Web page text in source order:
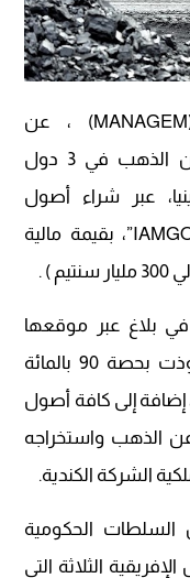
أعلنت شركة “مناجم” المغربية (MANAGEM) ، عن
استحواذها على مشاريع للتنقيب عن الذهب في 3 دول
عبر شراء أصول
استراتيجية من الشركة الكندية “IAMGOLD”، بقيمة مالية
بلاغ عبر موقعها
الرسمي، فإنها بهذه الصفقة استحوذت بحصة 90 بالمائة
إلى كافة أصول
عن الذهب واستخراجه
الشركة الكندية.
الحكومية
الثلاثة التي